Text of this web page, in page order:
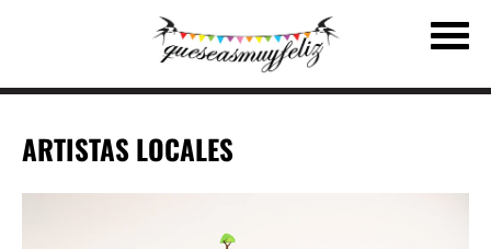
ARTISTAS LOCALES